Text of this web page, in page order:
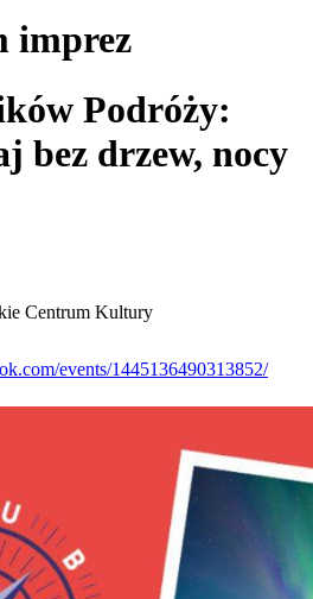
imprez
Podróży:
bez drzew, nocy
Centrum Kultury
events/1445136490313852/